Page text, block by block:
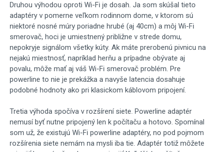
Druhou výhodou oproti Wi-Fi je dosah. Ja som skúšal tieto
adaptéry v pomerne veľkom rodinnom dome, v ktorom sú
niektoré nosné múry poriadne hrubé (aj 40cm) a môj Wi-Fi
smerovač, hoci je umiestnený približne v strede domu,
nepokryje signálom všetky kúty. Ak máte prerobenú pivnicu na
nejakú miestnosť, napríklad herňu a prípadne obývate aj
povalu, môže mať aj váš Wi-Fi smerovač problém. Pre
powerline to nie je prekážka a navyše latencia dosahuje
podobné hodnoty ako pri klasickom káblovom pripojení.
Tretia výhoda spočíva v rozšírení siete. Powerline adaptér
nemusí byť nutne pripojený len k počítaču a hotovo. Spomínal
som už, že existujú Wi-Fi powerline adaptéry, no pod pojmom
rozšírenia siete nemám na mysli iba tie. Adaptér totiž môžete